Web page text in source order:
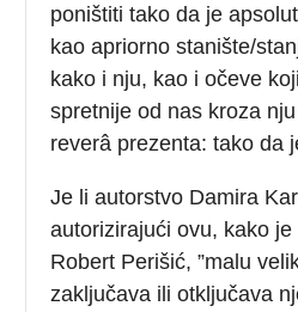
poništiti tako da je
kao apriorno stanište/
kako i nju, kao i očeve
spretnije od nas kroza
reverâ prezenta: tako da
Je li autorstvo Damira
autorizirajući ovu, kako
Robert Perišić, ”malu
zaključava ili otključava